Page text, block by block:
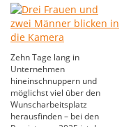
Zehn Tage lang in
Unternehmen
hineinschnuppern und
möglichst viel über den
Wunscharbeitsplatz
herausfinden – bei den